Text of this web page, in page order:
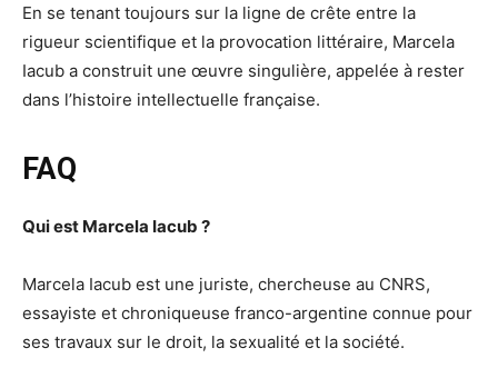
En se tenant toujours sur la ligne de crête entre la
rigueur scientifique et la provocation littéraire, Marcela
Iacub a construit une œuvre singulière, appelée à rester
dans l’histoire intellectuelle française.
FAQ
Qui est Marcela Iacub ?
Marcela Iacub est une juriste, chercheuse au CNRS,
essayiste et chroniqueuse franco-argentine connue pour
ses travaux sur le droit, la sexualité et la société.